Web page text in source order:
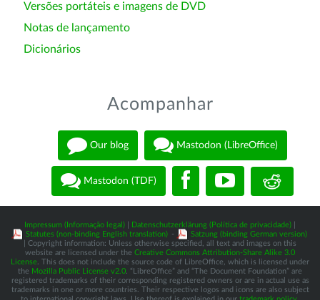
Versões portáteis e imagens de DVD
Notas de lançamento
Dicionários
Acompanhar
Our blog Mastodon (LibreOffice)
Mastodon (TDF)
Impressum (Informação legal) Datenschutzerklärung (Política de privacidade)
Statutes (non-binding English translation) -
Satzung (binding German version)
| Copyright information: Unless otherwise specified, all text and images on this
website are licensed under the Creative Commons Attribution-Share Alike 3.0
License . This does not include the source code of LibreOffice, which is licensed under
the Mozilla Public License v2.0 . “LibreOffice” and “The Document Foundation” are
registered trademarks of their corresponding registered owners or are in actual use as
trademarks in one or more countries. Their respective logos and icons are also subject